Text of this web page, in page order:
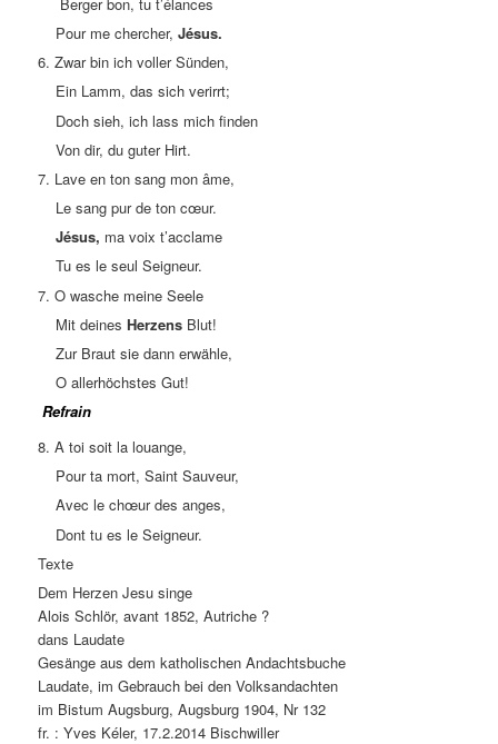
Pour me chercher,Jésus.
6. Zwar bin ich voller Sünden,
Ein Lamm, das sich verirrt;
Doch sieh, ich lass mich finden
Von dir, du guter Hirt.
7. Lave en ton sang mon âme,
Le sang pur de ton cœur.
Jésus, ma voix t’acclame
Tu es le seul Seigneur.
7. O wasche meine Seele
Mit deinesHerzens Blut!
Zur Braut sie dann erwähle,
O allerhöchstes Gut!
Refrain
8. A toi soit la louange,
Pour ta mort, Saint Sauveur,
Avec le chœur des anges,
Dont tu es le Seigneur.
Texte
Dem Herzen Jesu singe
Alois Schlör, avant 1852, Autriche ?
dans Laudate
Gesänge aus dem katholischen Andachtsbuche
Laudate, im Gebrauch bei den Volksandachten
im Bistum Augsburg, Augsburg 1904, Nr 132
fr. : Yves Kéler, 17.2.2014 Bischwiller